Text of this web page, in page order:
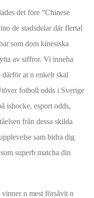
det före ”Chinese
de stadsdelar där flertal
som dom kinesiska
av siffror. Vi inneha
at n enkelt skal
fotboll odds i Sverige
ishocke, esport odds,
från dessa skilda
sam bidra dig
superb matcha din
n mest försåvit n